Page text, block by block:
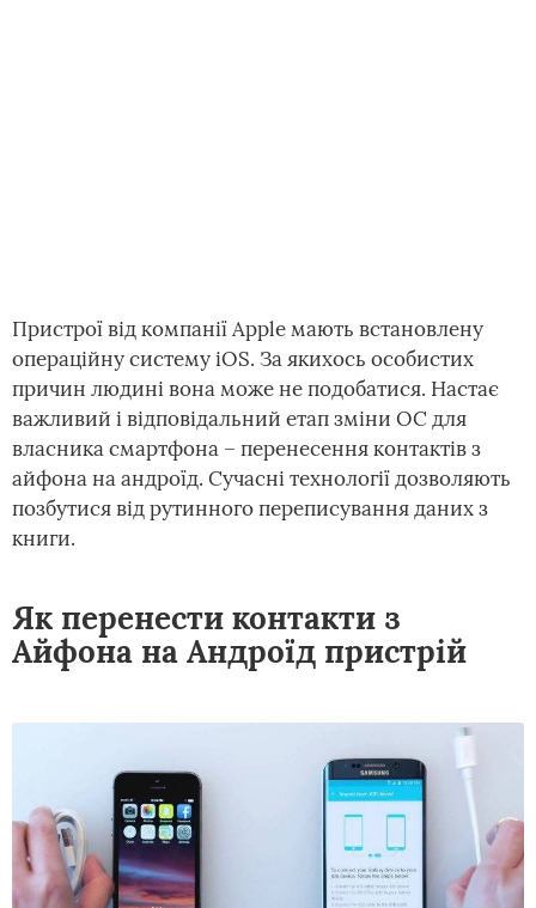
Пристрої від компанії Apple мають встановлену
операційну систему iOS. За якихось особистих
причин людині вона може не подобатися. Настає
важливий і відповідальний етап зміни ОС для
власника смартфона – перенесення контактів з
айфона на андроїд. Сучасні технології дозволяють
позбутися від рутинного переписування даних з
книги.
Як перенести контакти з
Айфона на Андроїд пристрій